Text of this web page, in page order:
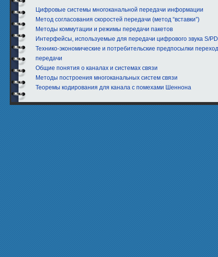
Цифровые системы многоканальной передачи информации
Метод согласования скоростей передачи (метод “вставки”)
Методы коммутации и режимы передачи пакетов
Интерфейсы, используемые для передачи цифрового звука S/
Технико-экономические и потребительские предпосылки
передачи
Общие понятия о каналах и системах связи
Методы построения многоканальных систем связи
Теоремы кодирования для канала с помехами Шеннона